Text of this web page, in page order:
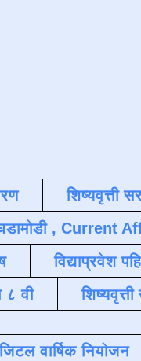
शिष्यवृत्ती
, Current
विद्याप्रवेश
८ वी
वार्षिक नियोजन